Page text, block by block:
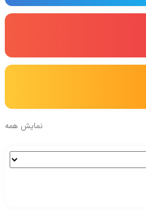
نمایش همه